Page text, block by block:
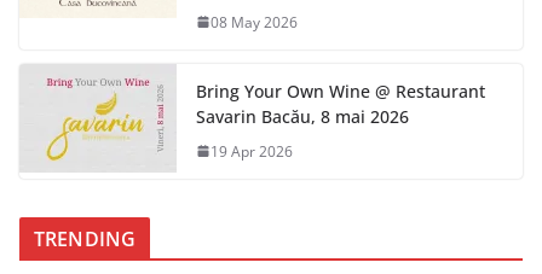
08 May 2026
Bring Your Own Wine @ Restaurant
Savarin Bacău, 8 mai 2026
19 Apr 2026
TRENDING